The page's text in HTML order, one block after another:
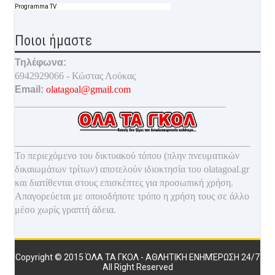
Programma TV
Ποιοι ήμαστε
Τηλέφωνα:
6942929066 - Κώστας Λούκας
Email: olatagoal@gmail.com
Το περιεχόμενο του δικτυακού τόπου (πλην πνευματικών
δικαιωμάτων τρίτων) αποτελούν ιδιοκτησία του olatagoal.gr
και διατίθενται στους επισκέπτες για προσωπική χρήση.
Απαγορεύεται με οποιοδήποτε τρόπο η χρήση τους σε άλλο
μέσο χωρίς γραπτή άδεια.
Copyright © 2015 ΌΛΑ ΤΑ ΓΚΟΛ - ΑΘΛΗΤΙΚΉ ΕΝΗΜΈΡΩΣΗ 24/7
All Right Reserved